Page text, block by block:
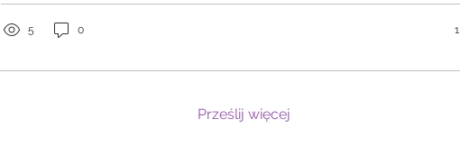
duchach, opowieści o Judaszu oraz przekonanie, że ziemia, na której
5 0 1
Prześlij więcej